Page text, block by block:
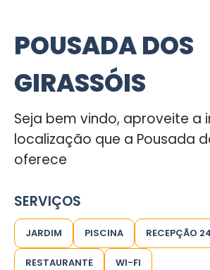
POUSADA DOS
GIRASSÓIS
Seja bem vindo, aproveite a
localização que a Pousada
oferece
SERVIÇOS
JARDIM PISCINA RECEPÇÃO
RESTAURANTE WI-FI